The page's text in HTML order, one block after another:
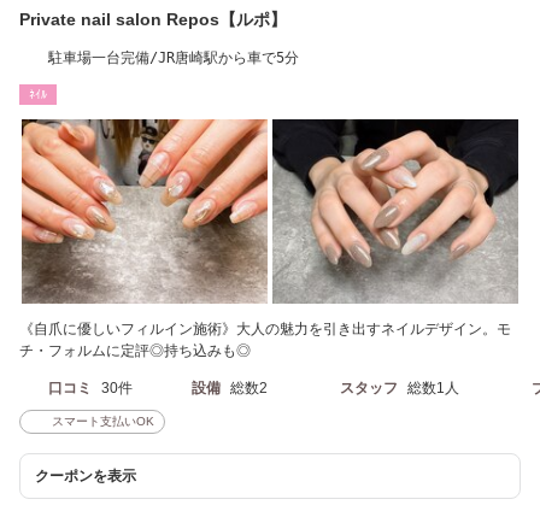
Private nail salon Repos【ルポ】
駐車場一台完備/JR唐崎駅から車で5分
ﾈｲﾙ
《自爪に優しいフィルイン施術》大人の魅力を引き出すネイルデザイン。モ
チ・フォルムに定評◎持ち込みも◎
口コミ 30件 設備 総数2 スタッフ 総数1人
スマート支払いOK
クーポンを表示